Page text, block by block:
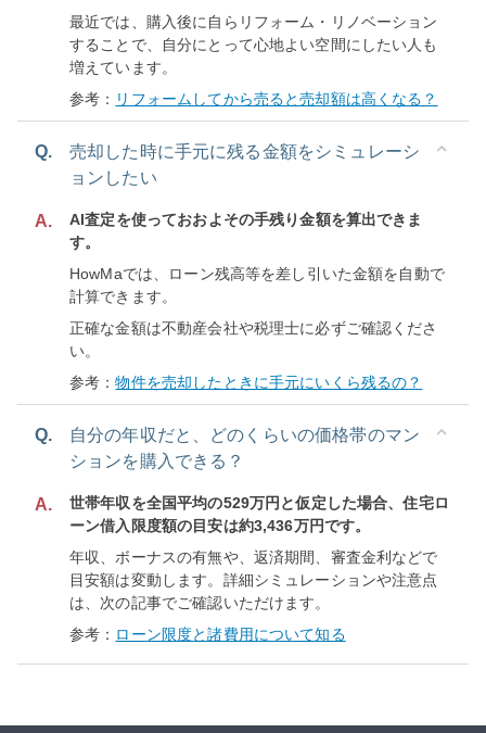
最近では、購入後に自らリフォーム・リノベーション
することで、自分にとって心地よい空間にしたい人も
増えています。
参考： リフォームしてから売ると売却額は高くなる？
Q.
売却した時に手元に残る金額をシミュレーシ
ョンしたい
A.
AI査定を使っておおよその手残り金額を算出できま
す。
HowMaでは、ローン残高等を差し引いた金額を自動で
計算できます。
正確な金額は不動産会社や税理士に必ずご確認くださ
い。
参考：物件を売却したときに手元にいくら残るの？
Q.
自分の年収だと、どのくらいの価格帯のマン
ションを購入できる？
A.
世帯年収を全国平均の529万円と仮定した場合、住宅ロ
ーン借入限度額の目安は約3,436万円です。
年収、ボーナスの有無や、返済期間、審査金利などで
目安額は変動します。詳細シミュレーションや注意点
は、次の記事でご確認いただけます。
参考： ローン限度と諸費用について知る